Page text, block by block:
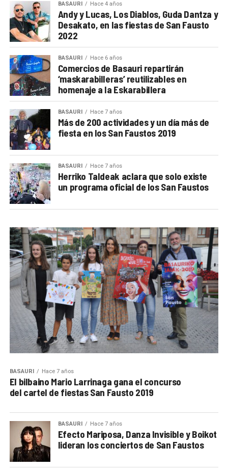
BASAURI Hace 4 años
Andy y Lucas, Los Diablos, Guda Dantza y
Desakato, en las fiestas de San Fausto
2022
BASAURI Hace 6 años
Comercios de Basauri repartirán
‘maskarabilleras’ reutilizables en
homenaje a la Eskarabillera
BASAURI Hace 7 años
Más de 200 actividades y un día más de
fiesta en los San Faustos 2019
BASAURI Hace 7 años
Herriko Taldeak aclara que solo existe
un programa oficial de los San Faustos
BASAURI Hace 7 años
El bilbaino Mario Larrinaga gana el concurso
del cartel de fiestas San Fausto 2019
BASAURI Hace 7 años
Efecto Mariposa, Danza Invisible y Boikot
lideran los conciertos de San Faustos